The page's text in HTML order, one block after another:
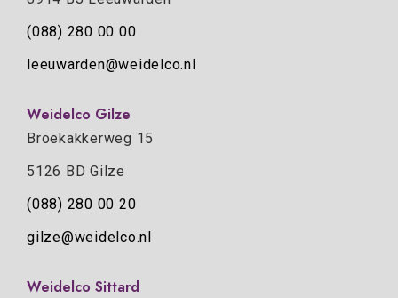
(088) 280 00 00
leeuwarden@weidelco.nl
Weidelco Gilze
Broekakkerweg 15
5126 BD Gilze
(088) 280 00 20
gilze@weidelco.nl
Weidelco Sittard